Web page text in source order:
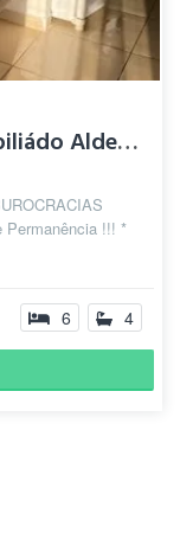
Quarto Studio Flat Kitnet Mobiliádo Aldeota Meireles
Permanência !!! *
6 4